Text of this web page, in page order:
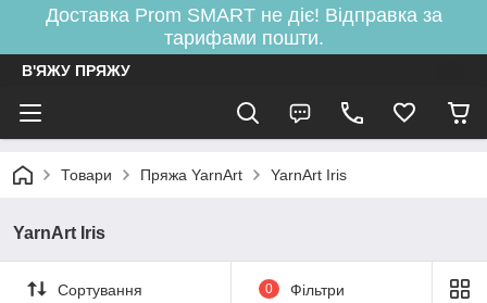
Доставка Prom SMART не діє! Відправка за
тарифами пошти.
В'ЯЖУ ПРЯЖУ
Товари Пряжа YarnArt YarnArt Iris
YarnArt Iris
Сортування 0 Фільтри